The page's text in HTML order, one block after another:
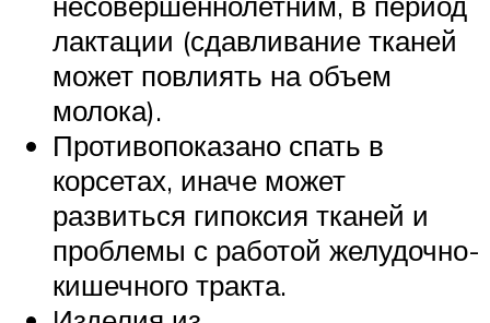
лактации (сдавливание тканей
может повлиять на объем
молока).
Противопоказано спать в
корсетах, иначе может
развиться гипоксия тканей и
проблемы с работой желудочно-
кишечного тракта.